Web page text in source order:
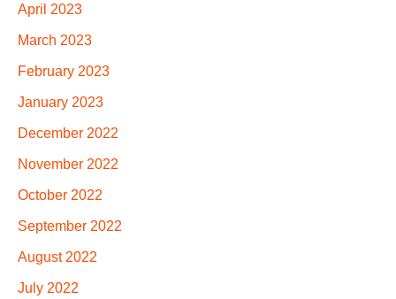
April 2023
March 2023
February 2023
January 2023
December 2022
November 2022
October 2022
September 2022
August 2022
July 2022